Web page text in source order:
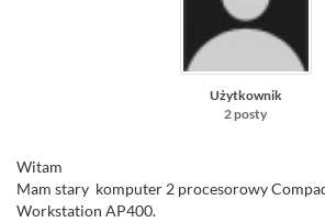
Użytkownik
2 posty
Witam
Mam stary komputer 2 procesorowy
Workstation AP400.